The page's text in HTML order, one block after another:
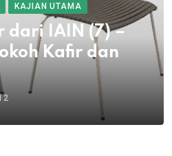
KAJIAN UTAMA
dari IAIN (7) –
Kafir dan